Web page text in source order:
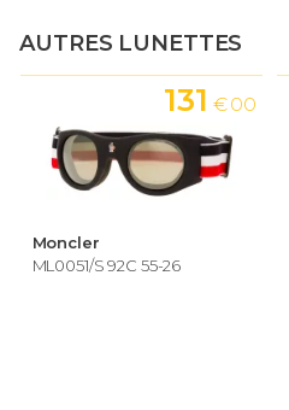
AUTRES LUNETTES
Moncler
ML0051/S 92C 55-26
131 € 00